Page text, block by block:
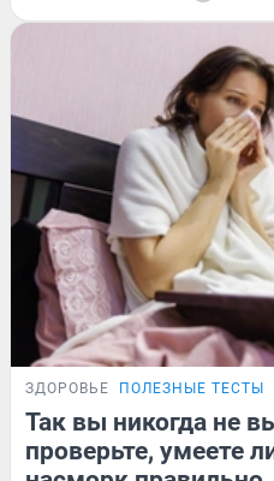
ЗДОРОВЬЕ ПОЛЕЗНЫЕ ТЕСТЫ
Так вы никогда не
проверьте, умеете